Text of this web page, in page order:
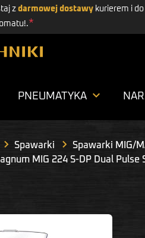
z darmowej dostawykurierem i do
*
PNEUMATYKA 
Spawarki
Spawarki MIG/
MIG 224 S-DP Dual Pulse